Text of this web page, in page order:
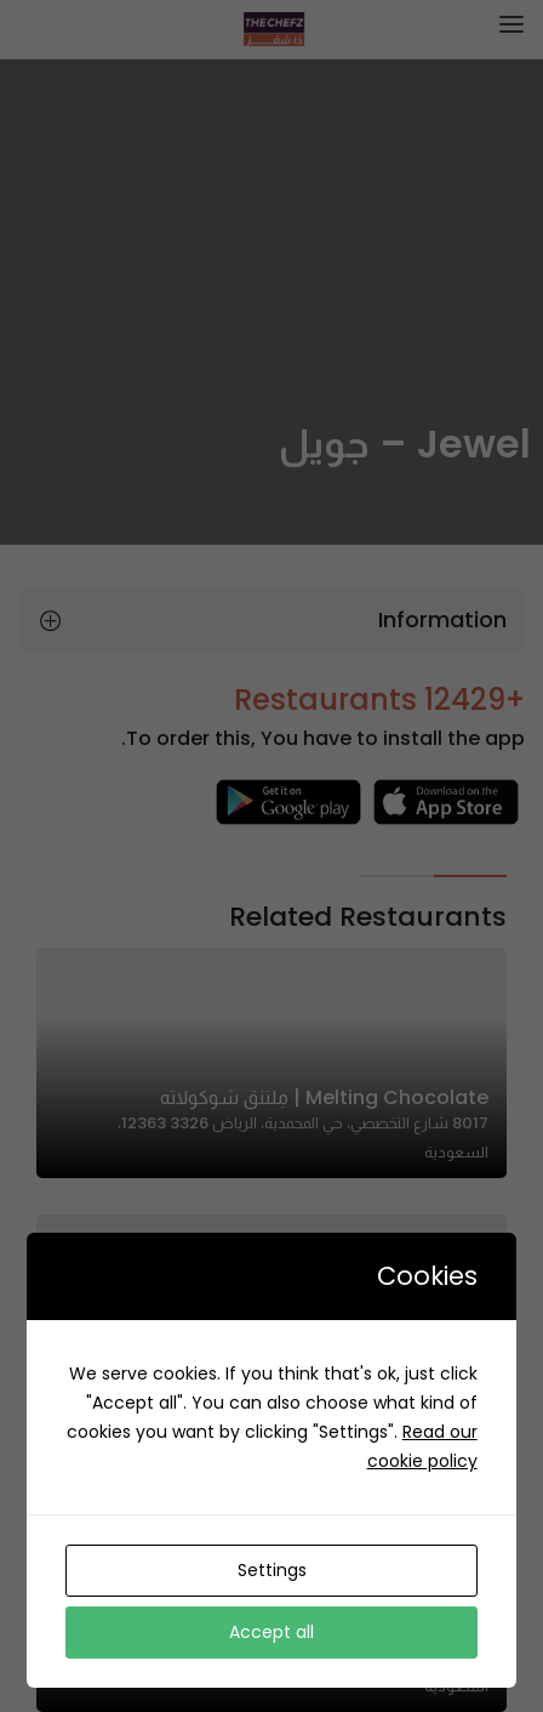
Jewel – جويل
Information
+12429 Restaurants
To order this, You have to install the app.
Related Restaurants
Melting Chocolate | مِلتنق شوكولاته
8017 شارع التخصصي، حي المحمدية، الرياض 12363 3326،
السعودية
Roses Garden | حديقة الأزهار
3902 Al Urubah Rd, حي الرحمانية، Riyadh 12341 6566, Saudi
Arabia
Gingerbread Queen – ملكة الجنجربريد
6702 ابي الفتوح الخطيب، الملك فهد، الرياض 12271 3295،
السعودية
Cookies
We serve cookies. If you think that's ok, just click
"Accept all". You can also choose what kind of
cookies you want by clicking "Settings". Read our
cookie policy
Settings
Accept all